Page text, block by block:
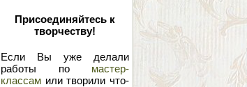
Присоединяйтесь к
творчеству!
Если Вы уже делали
работы по мастер-
классам или творили что-